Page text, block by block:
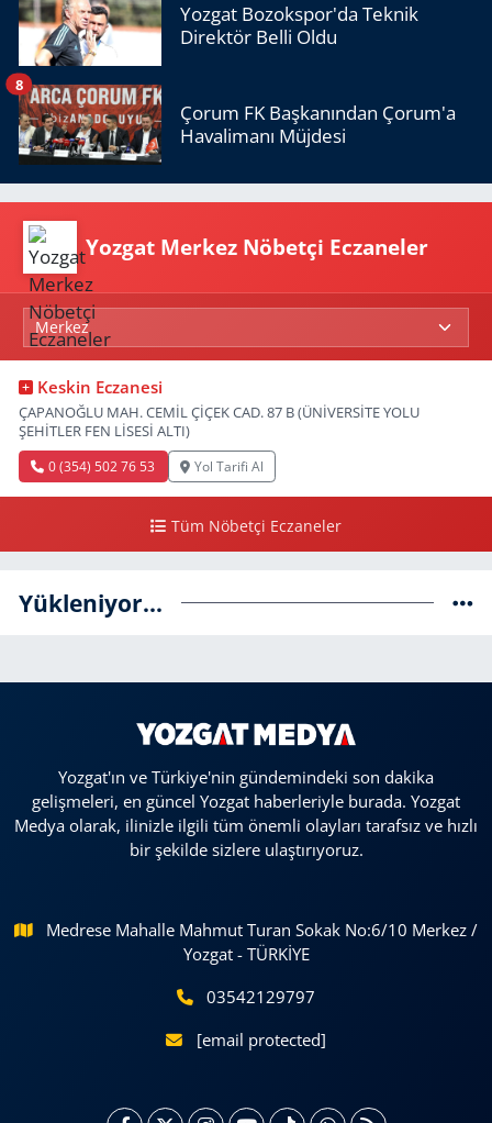
Yozgat Bozokspor'da Teknik
Direktör Belli Oldu
Çorum FK Başkanından Çorum'a
Havalimanı Müjdesi
8
Yozgat Merkez Nöbetçi Eczaneler
Keskin Eczanesi
ÇAPANOĞLU MAH. CEMİL ÇİÇEK CAD. 87 B (ÜNİVERSİTE YOLU
ŞEHİTLER FEN LİSESİ ALTI)
0 (354) 502 76 53 Yol Tarifi Al
Tüm Nöbetçi Eczaneler
Yükleniyor...
Yozgat'ın ve Türkiye'nin gündemindeki son dakika
gelişmeleri, en güncel Yozgat haberleriyle burada. Yozgat
Medya olarak, ilinizle ilgili tüm önemli olayları tarafsız ve hızlı
bir şekilde sizlere ulaştırıyoruz.
Medrese Mahalle Mahmut Turan Sokak No:6/10 Merkez /
Yozgat - TÜRKİYE
03542129797
[email protected]